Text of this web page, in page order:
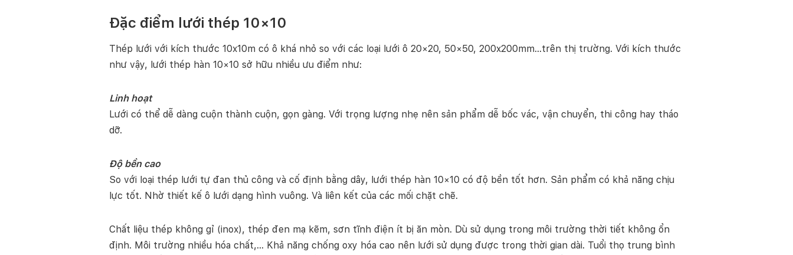
Đặc điểm lưới thép 10×10
Thép lưới với kích thước 10x10m có ô khá nhỏ so với các loại lưới ô 20×20, 50×50, 200x200mm…trên thị trường. Với kích thước
như vậy, lưới thép hàn 10×10 sở hữu nhiều ưu điểm như:
Linh hoạt
Lưới có thể dễ dàng cuộn thành cuộn, gọn gàng. Với trọng lượng nhẹ nên sản phẩm dễ bốc vác, vận chuyển, thi công hay tháo
dỡ.
Độ bền cao
So với loại thép lưới tự đan thủ công và cố định bằng dây, lưới thép hàn 10×10 có độ bền tốt hơn. Sản phẩm có khả năng chịu
lực tốt. Nhờ thiết kế ô lưới dạng hình vuông. Và liên kết của các mối chặt chẽ.
Chất liệu thép không gỉ (inox), thép đen mạ kẽm, sơn tĩnh điện ít bị ăn mòn. Dù sử dụng trong môi trường thời tiết không ổn
định. Môi trường nhiều hóa chất,… Khả năng chống oxy hóa cao nên lưới sử dụng được trong thời gian dài. Tuổi thọ trung bình